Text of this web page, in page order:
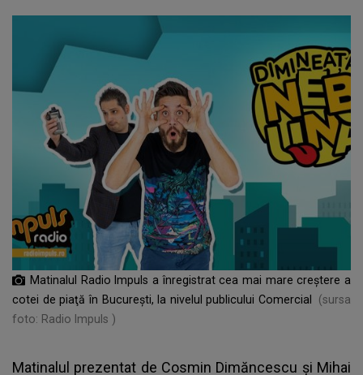
Matinalul Radio Impuls a înregistrat cea mai mare creştere a
cotei de piaţă în Bucureşti, la nivelul publicului Comercial
(sursa
foto: Radio Impuls )
Matinalul prezentat de Cosmin Dimăncescu şi Mihai